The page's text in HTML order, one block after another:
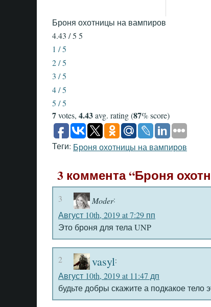
Броня охотницы на вампиров
4.43 / 5 5
1 / 5
2 / 5
3 / 5
4 / 5
5 / 5
7votes, 4.43avg. rating (87% score)
Теги: Броня охотницы на вампиров
3 коммента “Броня
3 Moder:
Август 10th, 2019 at 7:29 пп
Это броня для тела UNP
2 vasyl:
Август 10th, 2019 at 11:47 дп
будьте добры скажите а подкакое тело